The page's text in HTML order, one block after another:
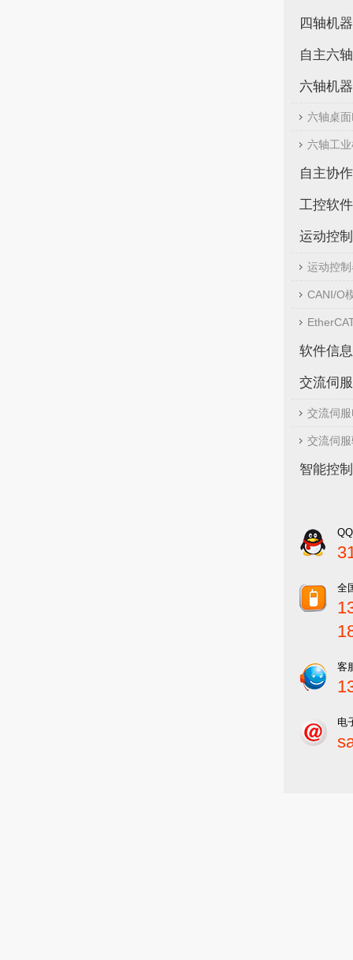
四轴机
自主六
六轴机
六轴桌
六轴工
自主协
工控软件
运动控制
运动控
CANI/O
软件信息
交流伺
交流伺
交流伺
智能控
全
客
电